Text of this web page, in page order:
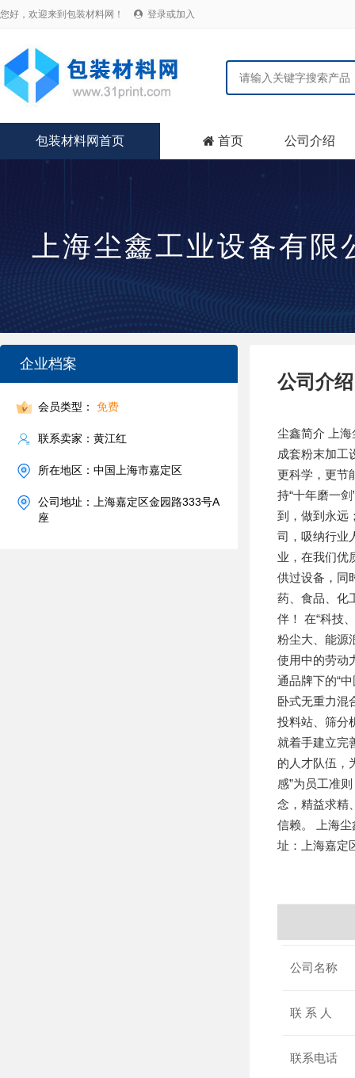
您好，欢迎来到包装材料网！  登录或加入
包装材料网首页  首页 公司介绍
上海尘鑫工业设备有限
企业档案
会员类型： 免费
联系卖家：黄江红
所在地区：中国上海市嘉定区
公司地址：上海嘉定区金园路333号A
座
公司介绍
尘鑫简介 上
成套粉末加工
更科学，更节
持“十年磨一剑
到，做到永远
司，吸纳行业
业，在我们优
供过设备，同
药、食品、化
伴！ 在“科技
粉尘大、能源
使用中的劳动
通品牌下的“
卧式无重力混
投料站、筛分
就着手建立完
的人才队伍，
感”为员工准
念，精益求精
信赖。 上海
址：上海嘉定
公司名称
联 系 人
联系电话